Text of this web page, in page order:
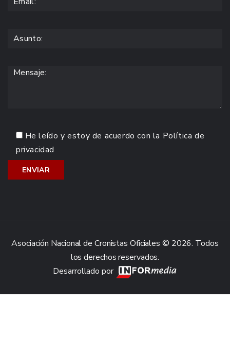
He leído y estoy de acuerdo con la Política de
privacidad
Asociación Nacional de Cronistas Oficiales © 2026. Todos
los derechos reservados.
Desarrollado por